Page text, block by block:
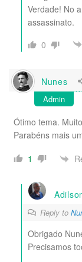
Verdade! No
assassinato.
0
Nunes
Admin
Ótimo tema.
Parabéns mais
1
Reply to
Obrigado
Precisamos